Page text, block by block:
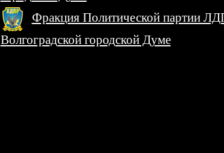
Фракция Политической партии
Волгоградской городской Думе